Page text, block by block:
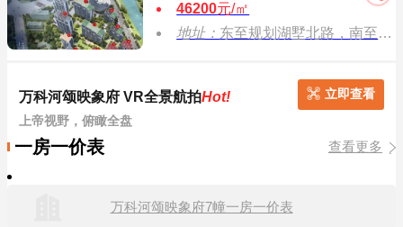
46200元/㎡
地址： 东至规划湖墅北路，南至规划育才路，西至申花单元GS0403-R22-32地块15班幼儿园，北至花园岗街。
万科河颂映象府 VR全景航拍Hot!
上帝视野，俯瞰全盘
立即查看
一房一价表 查看更多
万科河颂映象府7幢一房一价表